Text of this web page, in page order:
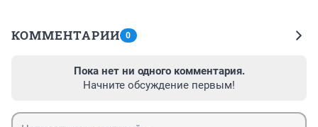
КОММЕНТАРИИ 0
Пока нет ни одного комментария.
Начните обсуждение первым!